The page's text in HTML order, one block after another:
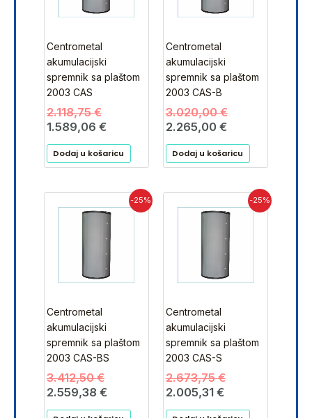
Centrometal
akumulacijski
spremnik sa plaštom
2003 CAS
2.118,75€
1.589,06 €
Dodaj u košaricu
Centrometal
akumulacijski
spremnik sa plaštom
2003 CAS-B
3.020,00€
2.265,00 €
Dodaj u košaricu
-25%
Centrometal
akumulacijski
spremnik sa plaštom
2003 CAS-BS
3.412,50€
Izvorna
cijena
bila
je:
3.412,50 €.
2.559,38 €
Trenutna
cijena
je:
2.559,38 €.
-25%
Centrometal
akumulacijski
spremnik sa plaštom
2003 CAS-S
2.673,75€
Izvorna
cijena
bila
je:
2.673,75 €.
2.005,31 €
Trenutna
cijena
je:
2.005,31 €.